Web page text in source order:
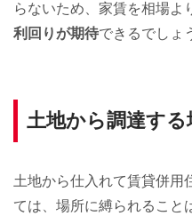
らないため、家賃を相場よ
利回りが期待できるでしょ
土地から調達する
土地から仕入れて賃貸併用
ては、場所に縛られること